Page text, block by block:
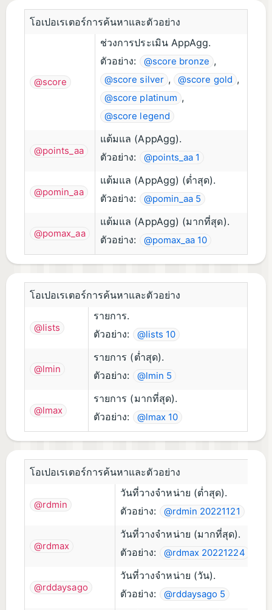
โอเปอเรเตอร์การค้นหาและตัวอย่าง
@score
ช่วงการประเมิน AppAgg.
ตัวอย่าง:
@score bronze ,
@score silver , @score gold ,
@score platinum ,
@score legend
@points_aa
แต้มแล (AppAgg).
ตัวอย่าง:
@points_aa 1
@pomin_aa
แต้มแล (AppAgg) (ต่ำสุด).
ตัวอย่าง:
@pomin_aa 5
@pomax_aa
แต้มแล (AppAgg) (มากที่สุด).
ตัวอย่าง:
@pomax_aa 10
โอเปอเรเตอร์การค้นหาและตัวอย่าง
@lists
รายการ.
ตัวอย่าง:
@lists 10
@lmin
รายการ (ต่ำสุด).
ตัวอย่าง:
@lmin 5
@lmax
รายการ (มากที่สุด).
ตัวอย่าง:
@lmax 10
โอเปอเรเตอร์การค้นหาและตัวอย่าง
@rdmin
วันที่วางจำหน่าย (ต่ำสุด).
ตัวอย่าง:
@rdmin 20221121
@rdmax
วันที่วางจำหน่าย (มากที่สุด).
ตัวอย่าง:
@rdmax 20221224
@rddaysago
วันที่วางจำหน่าย (วัน).
ตัวอย่าง:
@rddaysago 5